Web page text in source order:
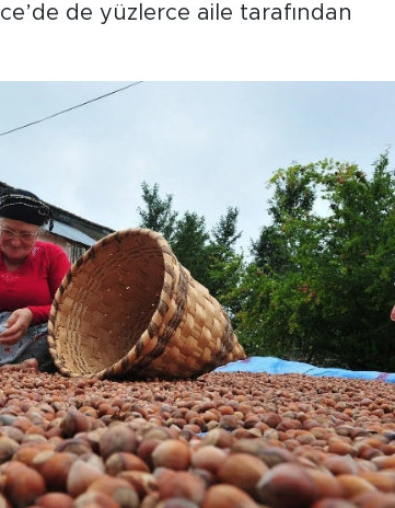
de yüzlerce aile tarafından